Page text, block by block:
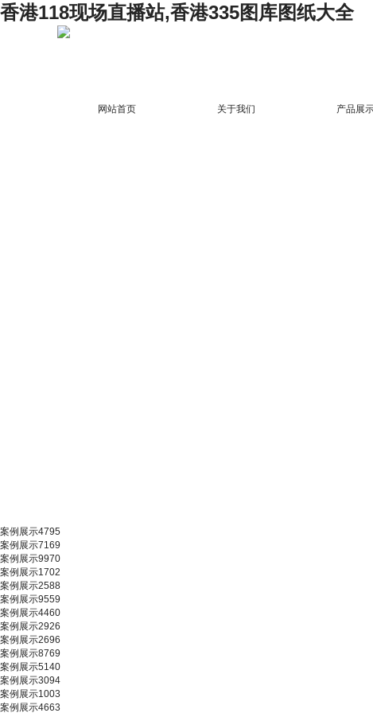
香港118现场直播站,香港335图库图纸大全
网站首页 关于我们 产品展
案例展示4795
案例展示7169
案例展示9970
案例展示1702
案例展示2588
案例展示9559
案例展示4460
案例展示2926
案例展示2696
案例展示8769
案例展示5140
案例展示3094
案例展示1003
案例展示4663